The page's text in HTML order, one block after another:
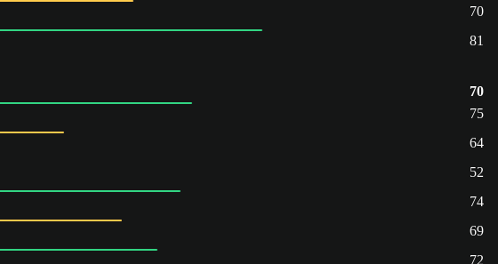
70
81
70
75
64
52
74
69
72